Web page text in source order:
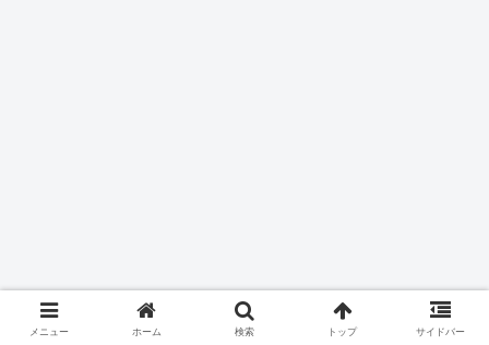
メニュー ホーム 検索 トップ サイドバー